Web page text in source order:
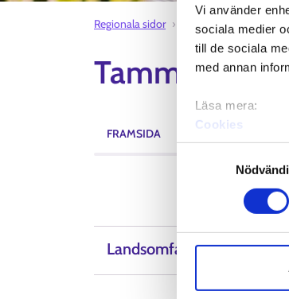
Vi använder
sociala medier
till de sociala
med annan
Läsa mera:
Cookies
Dataskydd och
Regionala sidor Tammerforsregionen
FRAMSIDA
Landsomfattande